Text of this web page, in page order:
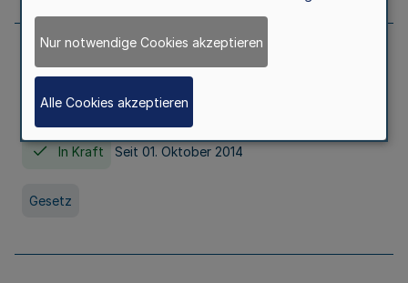
Gesetz über die Hochschulen des Landes
Nordrhein-Westfalen (Hochschulgesetz -
HG)
In Kraft Seit 01. Oktober 2014
Gesetz
Nur notwendige Cookies akzeptieren
Alle Cookies akzeptieren